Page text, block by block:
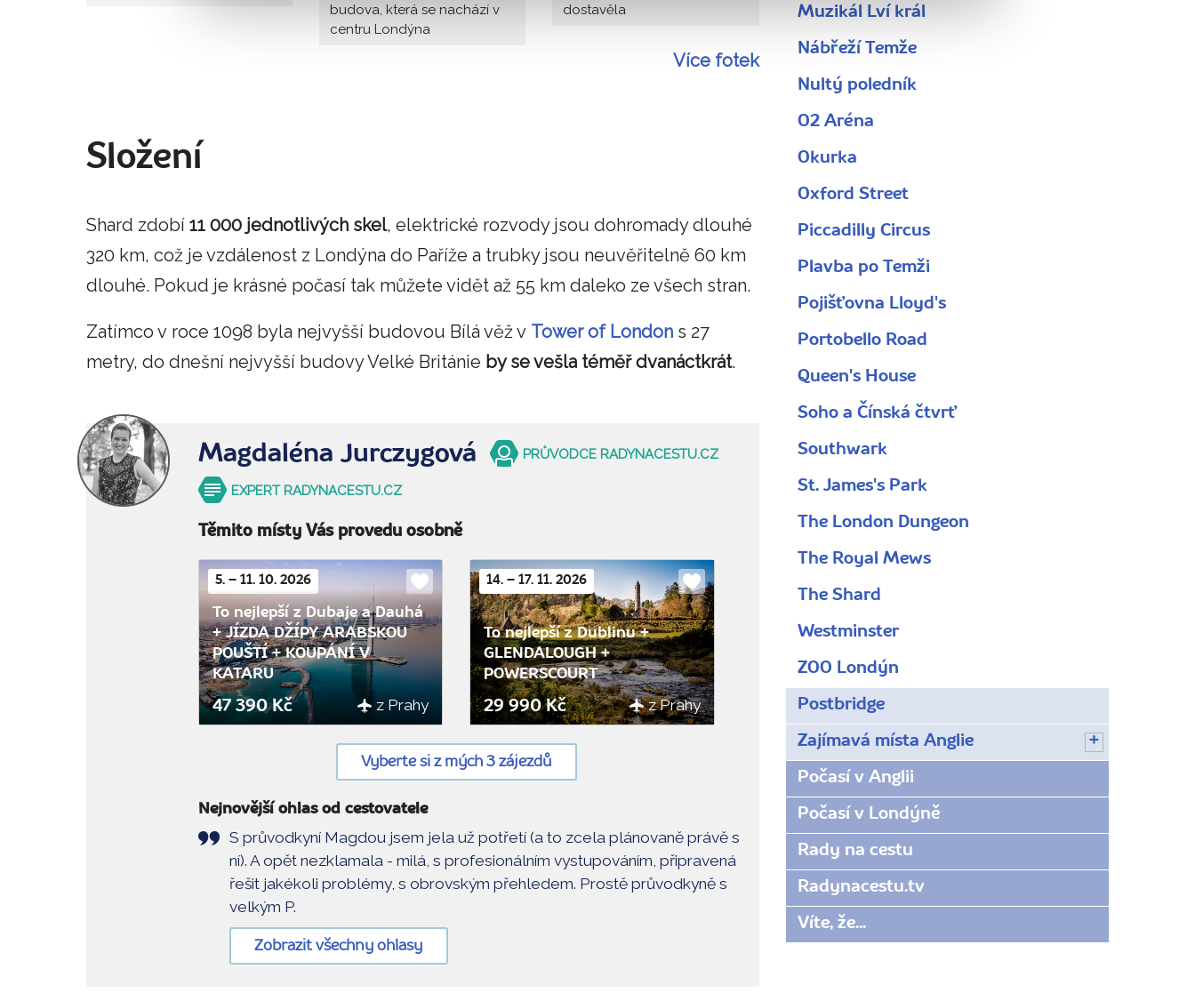
budova, která se nachází v
centru Londýna
dostavěla
Více fotek
Složení
Shard zdobí 11 000 jednotlivých skel, elektrické rozvody jsou dohromady dlouhé
320 km, což je vzdálenost z Londýna do Paříže a trubky jsou neuvěřitelně 60 km
dlouhé. Pokud je krásné počasí tak můžete vidět až 55 km daleko ze všech stran.
Zatímco v roce 1098 byla nejvyšší budovou Bílá věž v Tower of London s 27
metry, do dnešní nejvyšší budovy Velké Británie by se vešla téměř dvanáctkrát.
Magdaléna Jurczygová PRŮVODCE RADYNACESTU.CZ
EXPERT RADYNACESTU.CZ
Těmito místy Vás provedu osobně
5. – 11. 10. 2026
Do
oblíbených
To nejlepší z Dubaje a Dauhá
+ JÍZDA DŽÍPY ARABSKOU
POUŠTÍ + KOUPÁNÍ V
KATARU
47 390 Kč z Prahy
14. – 17. 11. 2026
Do
oblíbených
To nejlepší z Dublinu +
GLENDALOUGH +
POWERSCOURT
29 990 Kč z Prahy
Vyberte si z mých 3 zájezdů
Nejnovější ohlas od cestovatele
S průvodkyní Magdou jsem jela už potřetí (a to zcela plánovaně právě s
ní). A opět nezklamala - milá, s profesionálním vystupováním, připravená
řešit jakékoli problémy, s obrovským přehledem. Prostě průvodkyně s
velkým P.
Zobrazit všechny ohlasy
Muzikál Lví král
Nábřeží Temže
Nultý poledník
O2 Aréna
Okurka
Oxford Street
Piccadilly Circus
Plavba po Temži
Pojišťovna Lloyd's
Portobello Road
Queen's House
Soho a Čínská čtvrť
Southwark
St. James's Park
The London Dungeon
The Royal Mews
The Shard
Westminster
ZOO Londýn
Postbridge
Zajímavá místa Anglie
Počasí v Anglii
Počasí v Londýně
Rady na cestu
Radynacestu.tv
Víte, že...